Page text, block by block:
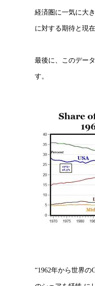
経済圏に一気に大
に対する期待と現
最後に、このデー
す。
“1962年から世界